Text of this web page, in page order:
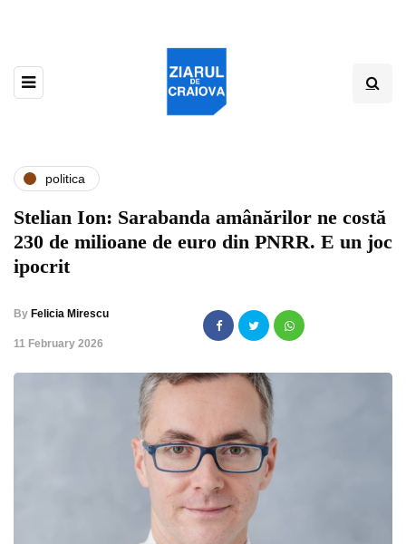
politica
Stelian Ion: Sarabanda amânărilor ne costă
230 de milioane de euro din PNRR. E un joc
ipocrit
By Felicia Mirescu
,11 February 2026